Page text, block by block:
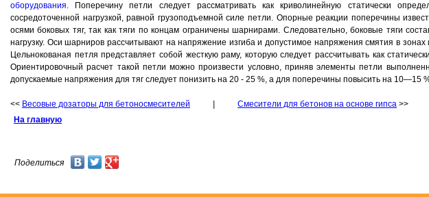
оборудования. Поперечину петли следует рассматривать как криволинейную статически
сосредоточенной нагрузкой, равной грузоподъемной силе петли. Опорные реакции поперечины
осями боковых тяг, так как тяги по концам ограничены шарнирами. Следовательно, боковые тяги
нагрузку. Оси шарниров рассчитывают на напряжение изгиба и допустимое напряжения смятия в
Цельнокованая петля представляет собой жесткую раму, которую следует рассчитывать как
Ориентировочный расчет такой петли можно произвести условно, приняв элементы петли
допускаемые напряжения для тяг следует понизить на 20 - 25 %, а для поперечины повысить на 10—15
<< Весовые дозаторы для бетоносмесителей Смесители для бетонов на основе гипса >>
На главную
Поделиться